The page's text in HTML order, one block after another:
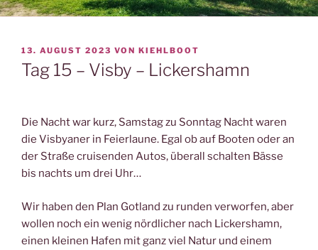
VERÖFFENTLICHT
AM
13. AUGUST 2023 VON KIEHLBOOT
Tag 15 – Visby – Lickershamn
Die Nacht war kurz, Samstag zu Sonntag Nacht waren
die Visbyaner in Feierlaune. Egal ob auf Booten oder an
der Straße cruisenden Autos, überall schalten Bässe
bis nachts um drei Uhr…
Wir haben den Plan Gotland zu runden verworfen, aber
wollen noch ein wenig nördlicher nach Lickershamn,
einen kleinen Hafen mit ganz viel Natur und einem